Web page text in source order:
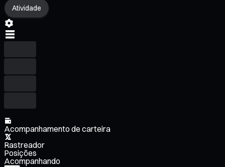
Atividade
Acompanhamento de carteira
Rastreador
Posições
Acompanhando